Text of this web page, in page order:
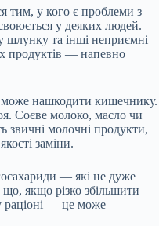
тим, у кого є проблеми з
у деяких людей.
шлунку та інші неприємні
продуктів — напевно
нашкодити кишечнику.
Соєве молоко, масло чи
звичні молочні продукти,
заміни.
— які не дуже
якщо різко збільшити
раціоні — це може